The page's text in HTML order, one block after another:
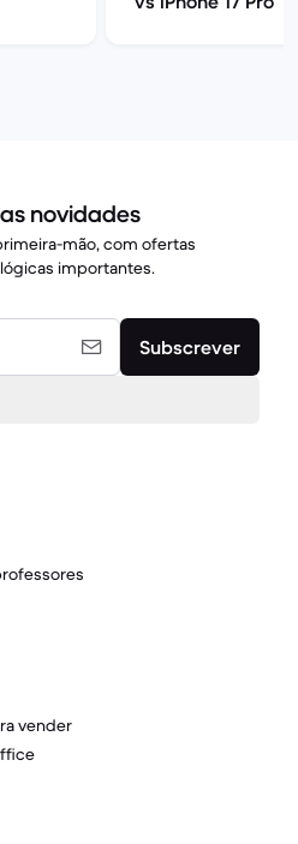
novidades
mão, com ofertas
importantes.
Subscrever
vender